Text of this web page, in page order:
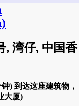
, 湾仔, 中国香
) 到达这座建筑物，
大厦)